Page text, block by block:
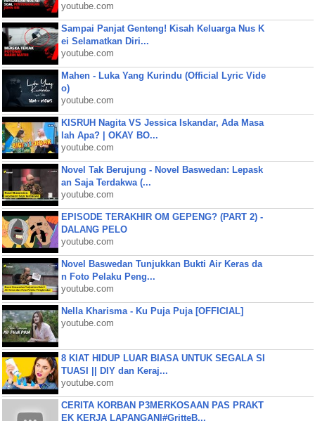
youtube.com
Sampai Panjat Genteng! Kisah Keluarga Nus K
ei Selamatkan Diri...
youtube.com
Mahen - Luka Yang Kurindu (Official Lyric Vide
o)
youtube.com
KISRUH Nagita VS Jessica Iskandar, Ada Masa
lah Apa? | OKAY BO...
youtube.com
Novel Tak Berujung - Novel Baswedan: Lepask
an Saja Terdakwa (...
youtube.com
EPISODE TERAKHIR OM GEPENG? (PART 2) -
DALANG PELO
youtube.com
Novel Baswedan Tunjukkan Bukti Air Keras da
n Foto Pelaku Peng...
youtube.com
Nella Kharisma - Ku Puja Puja [OFFICIAL]
youtube.com
8 KIAT HIDUP LUAR BIASA UNTUK SEGALA SI
TUASI || DIY dan Keraj...
youtube.com
CERITA KORBAN P3MERKOSAAN PAS PRAKT
EK KERJA LAPANGAN|#GritteB...